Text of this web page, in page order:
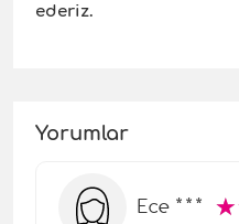
ederiz.
Yorumlar
Ece *** ☆
★